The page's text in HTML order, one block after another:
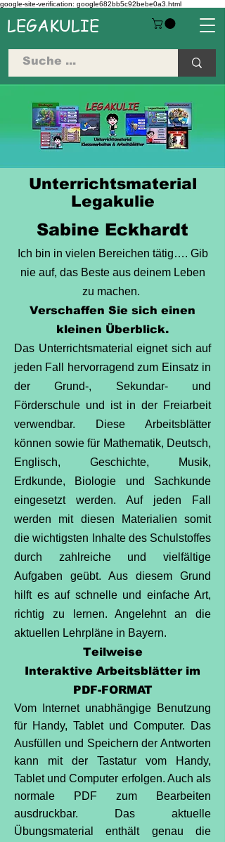
google-site-verification: google682bb5c92bebe0a3.html
LEGAKULIE
Unterrichtsmaterial
Legakulie
Sabine Eckhardt
Ich bin in vielen Bereichen tätig…. Gib
nie auf, das Beste aus deinem Leben
zu machen.
Verschaffen Sie sich einen
kleinen Überblick.
Das Unterrichtsmaterial eignet sich auf
jeden Fall hervorragend zum Einsatz in
der Grund-, Sekundar- und
Förderschule und ist in der Freiarbeit
verwendbar. Diese Arbeitsblätter
können sowie für Mathematik, Deutsch,
Englisch, Geschichte, Musik,
Erdkunde, Biologie und Sachkunde
eingesetzt werden. Auf jeden Fall
werden mit diesen Materialien somit
die wichtigsten Inhalte des Schulstoffes
durch zahlreiche und vielfältige
Aufgaben geübt. Aus diesem Grund
hilft es auf schnelle und einfache Art,
richtig zu lernen. Angelehnt an die
aktuellen Lehrpläne in Bayern.
Teilweise
Interaktive Arbeitsblätter im
PDF-FORMAT
Vom Internet unabhängige Benutzung
für Handy, Tablet und Computer. Das
Ausfüllen und Speichern der Antworten
kann mit der Tastatur vom Handy,
Tablet und Computer erfolgen. Auch als
normale PDF zum Bearbeiten
ausdruckbar. Das aktuelle
Übungsmaterial enthält genau die